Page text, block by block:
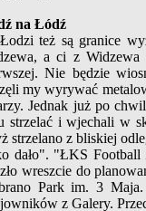
na Łódź
też są granice
a ci z
Nie będzie
my wyrywać
Jednak już po
strzelać i wjechali w
strzelano z bliskiej
dało". "ŁKS Football
wreszcie do
Park im. 3 Maja.
z Galery.